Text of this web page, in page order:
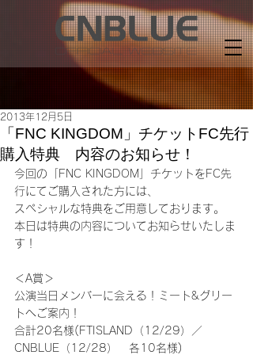
「FNC KINGDOM」チケットFC先行
購入特典 内容のお知らせ！
2013年12月5日
今回の「FNC KINGDOM」チケットをFC先
行にてご購入された方には、
スペシャルな特典をご用意しております。
本日は特典の内容についてお知らせいたしま
す！
＜A賞＞
公演当日メンバーに会える！ミート&グリー
トへご案内！
合計20名様(FTISLAND（12/29）／
CNBLUE（12/28）　各10名様)